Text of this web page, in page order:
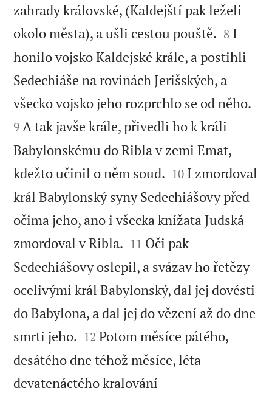
zahrady královské, (Kaldejští pak leželi
okolo města), a ušli cestou pouště. 

8 I
honilo vojsko Kaldejské krále, a postihli
Sedechiáše na rovinách Jerišských, a
všecko vojsko jeho rozprchlo se od něho.
9 A tak javše krále, přivedli ho k králi
Babylonskému do Ribla v zemi Emat,
kdežto učinil o něm soud. 

10 I zmordoval
král Babylonský syny Sedechiášovy před
očima jeho, ano i všecka knížata Judská
zmordoval v Ribla. 

11 Oči pak
Sedechiášovy oslepil, a svázav ho řetězy
ocelivými král Babylonský, dal jej dovésti
do Babylona, a dal jej do vězení až do dne
smrti jeho. 

12 Potom měsíce pátého,
desátého dne téhož měsíce, léta
devatenáctého kralování